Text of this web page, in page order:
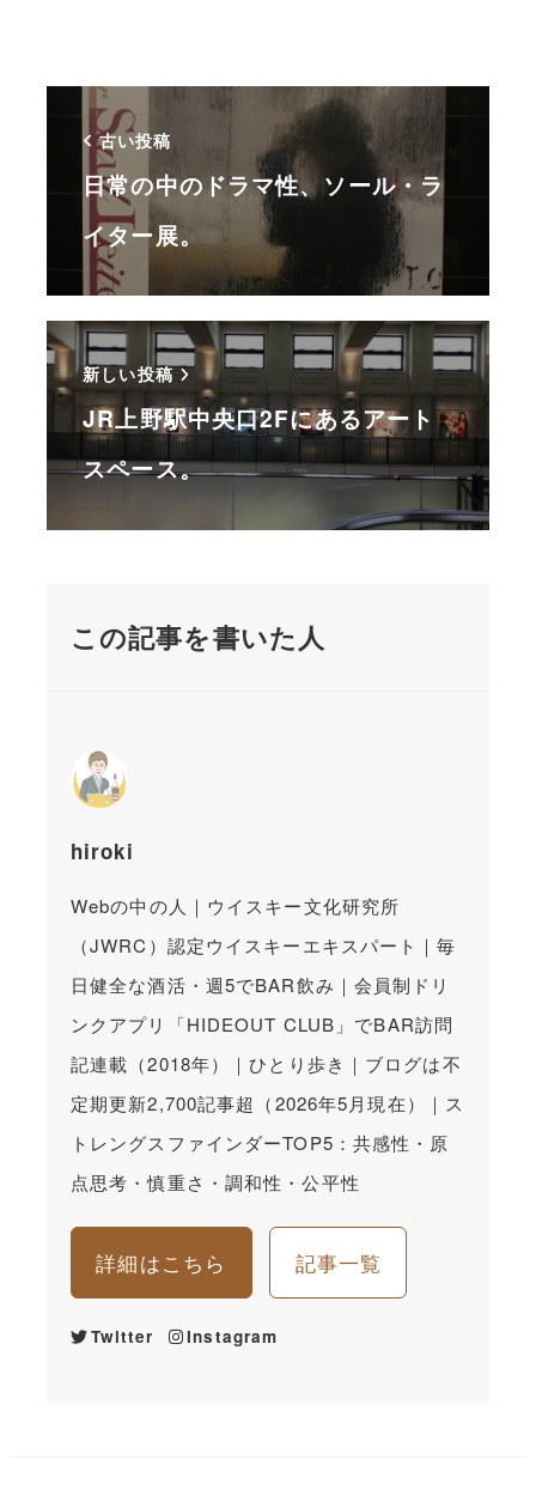
古い投稿
日常の中のドラマ性、ソール・ラ
イター展。
新しい投稿
JR上野駅中央口2Fにあるアート
スペース。
この記事を書いた人
hiroki
Webの中の人｜ウイスキー文化研究所
（JWRC）認定ウイスキーエキスパート｜毎
日健全な酒活・週5でBAR飲み｜会員制ドリ
ンクアプリ「HIDEOUT CLUB」でBAR訪問
記連載（2018年）｜ひとり歩き｜ブログは不
定期更新2,700記事超（2026年5月現在）｜ス
トレングスファインダーTOP5：共感性・原
点思考・慎重さ・調和性・公平性
詳細はこちら 記事一覧
Twitter Instagram